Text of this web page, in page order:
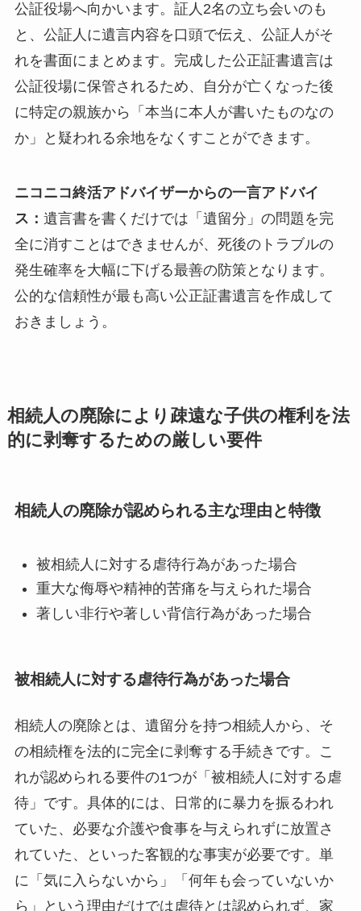
公証役場へ向かいます。証人2名の立ち会いのも
と、公証人に遺言内容を口頭で伝え、公証人がそ
れを書面にまとめます。完成した公正証書遺言は
公証役場に保管されるため、自分が亡くなった後
に特定の親族から「本当に本人が書いたものなの
か」と疑われる余地をなくすことができます。
ニコニコ終活アドバイザーからの一言アドバイ
ス： 遺言書を書くだけでは「遺留分」の問題を完
全に消すことはできませんが、死後のトラブルの
発生確率を大幅に下げる最善の防策となります。
公的な信頼性が最も高い公正証書遺言を作成して
おきましょう。
相続人の廃除により疎遠な子供の権利を法
的に剥奪するための厳しい要件
相続人の廃除が認められる主な理由と特徴
被相続人に対する虐待行為があった場合
重大な侮辱や精神的苦痛を与えられた場合
著しい非行や著しい背信行為があった場合
被相続人に対する虐待行為があった場合
相続人の廃除とは、遺留分を持つ相続人から、そ
の相続権を法的に完全に剥奪する手続きです。こ
れが認められる要件の1つが「被相続人に対する虐
待」です。具体的には、日常的に暴力を振るわれ
ていた、必要な介護や食事を与えられずに放置さ
れていた、といった客観的な事実が必要です。単
に「気に入らないから」「何年も会っていないか
ら」という理由だけでは虐待とは認められず、家